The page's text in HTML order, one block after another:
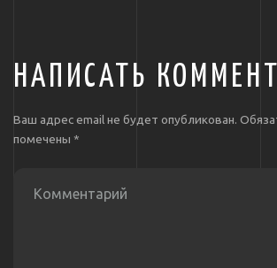
НАПИСАТЬ
Ваш адрес email не будет опубликован.
помечены *